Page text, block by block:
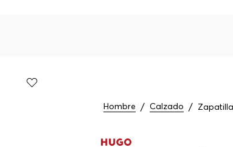
Hombre Calzado